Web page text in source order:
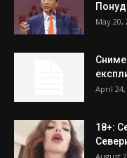
May 20,
April 24,
18+: